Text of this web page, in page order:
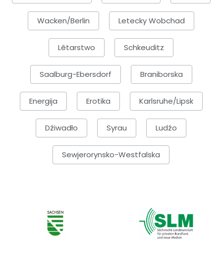
Wacken/Berlin Letecky Wobchad
Lětarstwo Schkeuditz
Saalburg-Ebersdorf Braniborska
Energija Erotika Karlsruhe/Lipsk
Dźiwadło Syrau Ludźo
Sewjerorynsko-Westfalska